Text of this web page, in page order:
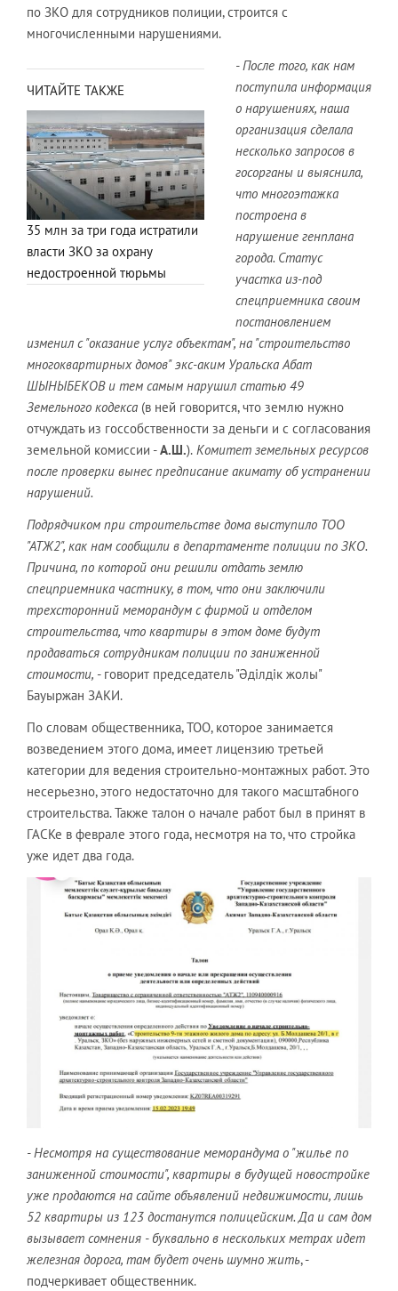
по ЗКО для сотрудников полиции, строится с
многочисленными нарушениями.
ЧИТАЙТЕ ТАКЖЕ
35 млн за три года истратили
власти ЗКО за охрану
недостроенной тюрьмы
- После того, как нам
поступила информация
о нарушениях, наша
организация сделала
несколько запросов в
госорганы и выяснила,
что многоэтажка
построена в
нарушение генплана
города. Статус
участка из-под
спецприемника своим
постановлением
изменил с "оказание услуг объектам", на "строительство
многоквартирных домов" экс-аким Уральска Абат
ШЫНЫБЕКОВ и тем самым нарушил статью 49
Земельного кодекса (в ней говорится, что землю нужно
отчуждать из госсобственности за деньги и с согласования
земельной комиссии -А.Ш.). Комитет земельных ресурсов
после проверки вынес предписание акимату об устранении
нарушений.
Подрядчиком при строительстве дома выступило ТОО
"АТЖ2", как нам сообщили в департаменте полиции по ЗКО.
Причина, по которой они решили отдать землю
спецприемника частнику, в том, что они заключили
трехсторонний меморандум с фирмой и отделом
строительства, что квартиры в этом доме будут
продаваться сотрудникам полиции по заниженной
стоимости, - говорит председатель "Әділдік жолы"
Бауыржан ЗАКИ.
По словам общественника, ТОО, которое занимается
возведением этого дома, имеет лицензию третьей
категории для ведения строительно-монтажных работ. Это
несерьезно, этого недостаточно для такого масштабного
строительства. Также талон о начале работ был в принят в
ГАСКе в феврале этого года, несмотря на то, что стройка
уже идет два года.
- Несмотря на существование меморандума о "жилье по
заниженной стоимости", квартиры в будущей новостройке
уже продаются на сайте объявлений недвижимости, лишь
52 квартиры из 123 достанутся полицейским. Да и сам дом
вызывает сомнения - буквально в нескольких метрах идет
железная дорога, там будет очень шумно жить, -
подчеркивает общественник.